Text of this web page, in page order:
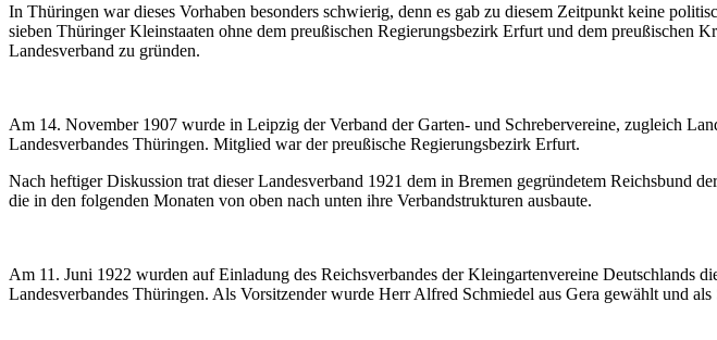
In Thüringen war dieses Vorhaben besonders schwierig, denn es gab zu diesem Zeitpunkt keine
sieben Thüringer Kleinstaaten ohne dem preußischen Regierungsbezirk Erfurt und dem preußischen
Landesverband zu gründen.
Am 14. November 1907 wurde in Leipzig der Verband der Garten- und Schrebervereine, zugleich
Landesverbandes Thüringen. Mitglied war der preußische Regierungsbezirk Erfurt.
Nach heftiger Diskussion trat dieser Landesverband 1921 dem in Bremen gegründetem Reichsbund
die in den folgenden Monaten von oben nach unten ihre Verbandstrukturen ausbaute.
Am 11. Juni 1922 wurden auf Einladung des Reichsverbandes der Kleingartenvereine Deutschlands
Landesverbandes Thüringen. Als Vorsitzender wurde Herr Alfred Schmiedel aus Gera gewählt und als